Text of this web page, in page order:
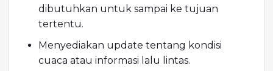
dibutuhkan untuk sampai ke tujuan
tertentu.
Menyediakan update tentang kondisi
cuaca atau informasi lalu lintas.